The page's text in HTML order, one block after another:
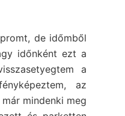
de időmből
időnként ezt a
a
az
mindenki meg